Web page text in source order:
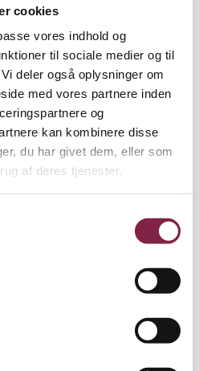
cookies
vores indhold og
til sociale medier og til
deler også oplysninger om
med vores partnere inden
og
kan kombinere disse
du har givet dem, eller som
af deres tjenester.
godkendte
den 24. januar det først
nyskabelse var
og har i løbet af
til delforlig nummer
KL og KTO er fredag den
penge på bordet. Her